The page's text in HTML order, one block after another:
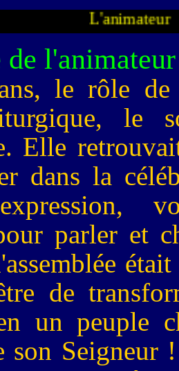
de l'animateur
le rôle de
le
Elle
dans la
parler et
de
un peuple
son